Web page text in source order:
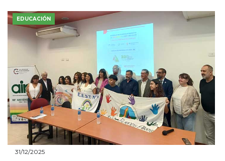
EDUCACIÓN
31/12/2025